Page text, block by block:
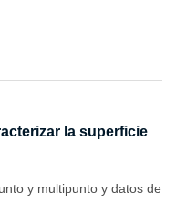
la superficie
y multipunto y datos de